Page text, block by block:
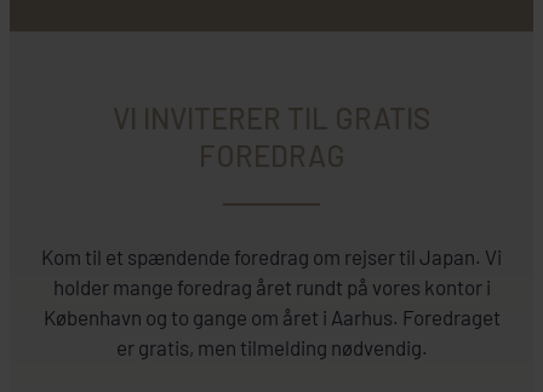
VI INVITERER TIL GRATIS
FOREDRAG
Kom til et spændende foredrag om rejser til Japan. Vi
holder mange foredrag året rundt på vores kontor i
København og to gange om året i Aarhus. Foredraget
er gratis, men tilmelding nødvendig.